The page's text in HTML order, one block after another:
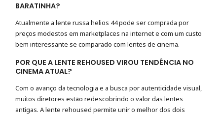
BARATINHA?
Atualmente a lente russa helios 44 pode ser comprada por
preços modestos em marketplaces na internet e com um custo
bem interessante se comparado com lentes de cinema.
POR QUE A LENTE REHOUSED VIROU TENDÊNCIA NO
CINEMA ATUAL?
Com o avanço da tecnologia e a busca por autenticidade visual,
muitos diretores estão redescobrindo o valor das lentes
antigas. A lente rehoused permite unir o melhor dos dois